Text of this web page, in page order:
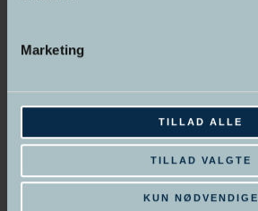
Marketing
TILLAD ALLE
TILLAD VALGTE
KUN NØDVENDIGE